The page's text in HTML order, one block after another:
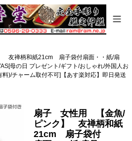
友禅柄和紙21cm 扇子袋付扇面・・紙/扇
母の日 プレゼント/ギフト/おしゃれ/外国人お
)/チャーム取付不可]【あす楽対応】即日発送
扇子 女性用 【金魚/
ピンク】 友禅柄和紙
21cm 扇子袋付